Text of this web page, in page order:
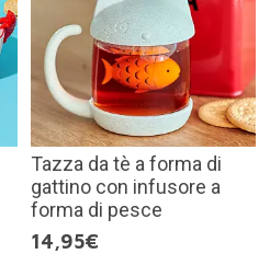
Tazza da tè a forma di
gattino con infusore a
forma di pesce
14,95€